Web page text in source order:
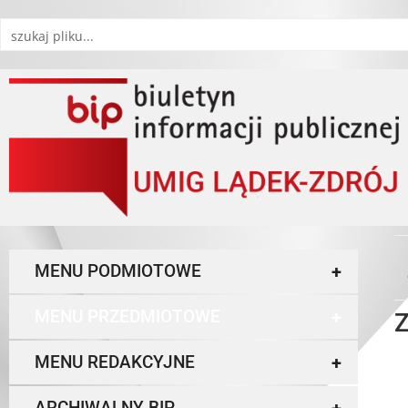
+
MENU PODMIOTOWE
+
MENU REDAKCYJNE